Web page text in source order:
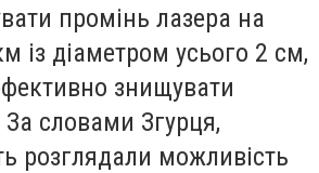
промінь лазера на
із діаметром усього 2 см,
знищувати
За словами Згурця,
розглядали можливість